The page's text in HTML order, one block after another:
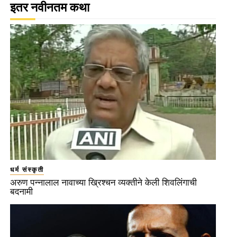
इतर नवीनतम कथा
धर्म संस्कृती
अरुण पन्नालाल नावाच्या ख्रिश्चन व्यक्तीने केली शिवलिंगाची
बदनामी